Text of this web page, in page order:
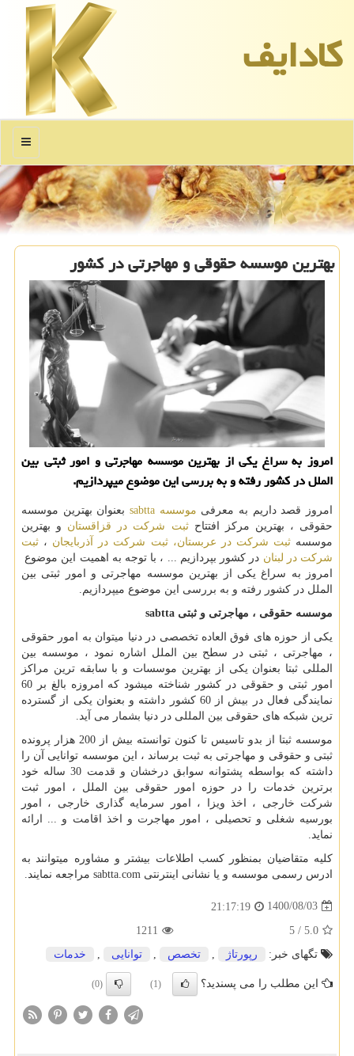
كادایف
منو
بهترین موسسه حقوقی و مهاجرتی در کشور
امروز به سراغ یکی از بهترین موسسه مهاجرتی و امور ثبتی بین
الملل در کشور رفته و به بررسی این موضوع میپردازیم.
امروز قصد داریم به معرفی موسسه sabtta بعنوان بهترین موسسه
حقوقی ، بهترین مرکز افتتاحثبت شرکت در قزاقستان و بهترین
موسسهثبت شرکت در عربستان، ثبت شرکت در آذربایجان ، ثبت
شرکت در لبنان در کشور بپردازیم ... ، با توجه به اهمیت این موضوع
امروز به سراغ یکی از بهترین موسسه مهاجرتی و امور ثبتی بین
الملل در کشور رفته و به بررسی این موضوع میپردازیم.
موسسه حقوقی ، مهاجرتی و ثبتی sabtta
یکی از حوزه های فوق العاده تخصصی در دنیا میتوان به امور حقوقی
، مهاجرتی ، ثبتی در سطح بین الملل اشاره نمود ، موسسه بین
المللی ثبتا بعنوان یکی از بهترین موسسات و با سابقه ترین مراکز
امور ثبتی و حقوقی در کشور شناخته میشود که امروزه بالغ بر 60
نمایندگی فعال در بیش از 60 کشور داشته و بعنوان یکی از گسترده
ترین شبکه های حقوقی بین المللی در دنیا بشمار می آید.
موسسه ثبتا از بدو تاسیس تا کنون توانسته بیش از 200 هزار پرونده
ثبتی و حقوقی و مهاجرتی به ثبت برساند ، این موسسه توانایی آن را
داشته که بواسطه پشتوانه سوابق درخشان و قدمت 30 ساله خود
برترین خدمات را در حوزه امور حقوقی بین الملل ، امور ثبت
شرکت خارجی ، اخذ ویزا ، امور سرمایه گذاری خارجی ، امور
بورسیه شغلی و تحصیلی ، امور مهاجرت و اخذ اقامت و ... ارائه
نماید.
کلیه متقاضیان بمنظور کسب اطلاعات بیشتر و مشاوره میتوانند به
ادرس رسمی موسسه و یا نشانی اینترنتی sabtta.com مراجعه نمایند.
1400/08/03
21:17:19
5.0
/
5
1211
تگهای خبر:
رپورتاژ تخصص توانایی خدمات
این مطلب را می پسندید؟ (1)
(0)